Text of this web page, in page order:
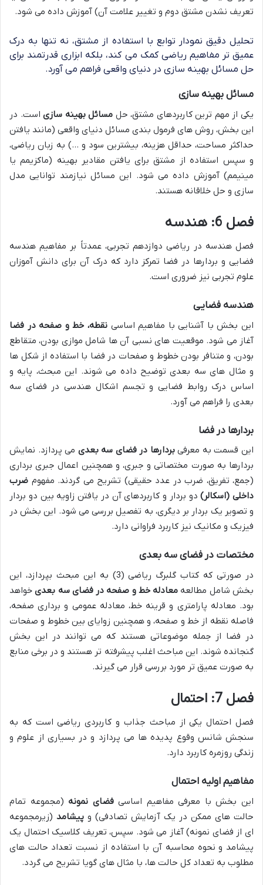
تعریف نشدن مشتق دوم و تغییر علامت آن) آموزش داده می شود.
تحلیل دقیق نمودار توابع با استفاده از مشتق، نه تنها به درک
عمیق تر مفاهیم ریاضی کمک می کند، بلکه ابزاری قدرتمند برای
حل مسائل بهینه سازی در دنیای واقعی فراهم می آورد.
مسائل بهینه سازی
یکی از مهم ترین کاربردهای مشتق، حل مسائل بهینه سازیاست. در
این بخش، روش های فرمول بندی مسائل دنیای واقعی (مانند یافتن
حداکثر مساحت، حداقل هزینه، بیشترین سود و …) به زبان ریاضی،
و سپس استفاده از مشتق برای یافتن مقادیر بهینه (ماکزیمم یا
مینیمم) آموزش داده می شود. این مسائل نیازمند توانایی مدل
سازی و حل خلاقانه هستند.
فصل 6: هندسه
فصل هندسه در ریاضی دوازدهم تجربی، عمدتاً بر مفاهیم هندسه
فضایی و بردارها در فضا تمرکز دارد که درک آن برای دانش آموزان
علوم تجربی نیز ضروری است.
هندسه فضایی
این بخش با آشنایی با مفاهیم اساسینقطه، خط و صفحه در فضا
آغاز می شود. موقعیت های نسبی آن ها شامل موازی بودن، متقاطع
بودن، و متنافر بودن خطوط و صفحات در فضا با استفاده از شکل ها
و مثال های سه بعدی توضیح داده می شوند. این مبحث، پایه و
اساس درک روابط فضایی و تجسم اشکال هندسی در فضای سه
بعدی را فراهم می آورد.
بردارها در فضا
این قسمت به معرفیبردارها در فضای سه بعدی می پردازد. نمایش
بردارها به صورت مختصاتی و جبری، و همچنین اعمال جبری برداری
(جمع، تفریق، ضرب در عدد حقیقی) تشریح می گردند. مفهوم ضرب
داخلی (اسکالر)دو بردار و کاربردهای آن در یافتن زاویه بین دو بردار
و تصویر یک بردار بر دیگری، به تفصیل بررسی می شود. این بخش در
فیزیک و مکانیک نیز کاربرد فراوانی دارد.
مختصات در فضای سه بعدی
در صورتی که کتاب گلبرگ ریاضی (3) به این مبحث بپردازد، این
بخش شامل مطالعه معادله خط و صفحه در فضای سه بعدیخواهد
بود. معادله پارامتری و قرینه خط، معادله عمومی و برداری صفحه،
فاصله نقطه از خط و صفحه، و همچنین زوایای بین خطوط و صفحات
در فضا از جمله موضوعاتی هستند که می توانند در این بخش
گنجانده شوند. این مباحث اغلب پیشرفته تر هستند و در برخی منابع
به صورت عمیق تر مورد بررسی قرار می گیرند.
فصل 7: احتمال
فصل احتمال یکی از مباحث جذاب و کاربردی ریاضی است که به
سنجش شانس وقوع پدیده ها می پردازد و در بسیاری از علوم و
زندگی روزمره کاربرد دارد.
مفاهیم اولیه احتمال
این بخش با معرفی مفاهیم اساسیفضای نمونه (مجموعه تمام
حالت های ممکن در یک آزمایش تصادفی) و پیشامد (زیرمجموعه
ای از فضای نمونه) آغاز می شود. سپس، تعریف کلاسیک احتمال یک
پیشامد و نحوه محاسبه آن با استفاده از نسبت تعداد حالت های
مطلوب به تعداد کل حالت ها، با مثال های گویا تشریح می گردد.